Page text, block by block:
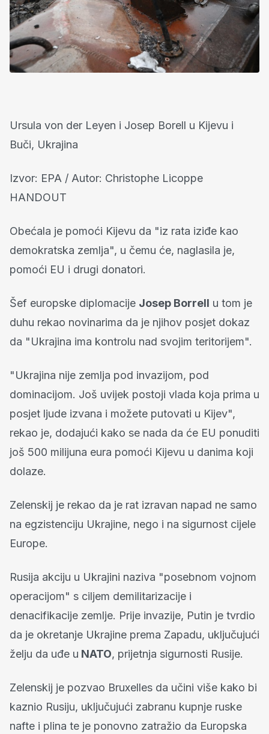
Ursula von der Leyen i Josep Borell u Kijevu i
Buči, Ukrajina
Izvor: EPA / Autor: Christophe Licoppe
HANDOUT
Obećala je pomoći Kijevu da "iz rata iziđe kao
demokratska zemlja", u čemu će, naglasila je,
pomoći EU i drugi donatori.
Šef europske diplomacije Josep Borrell u tom je
duhu rekao novinarima da je njihov posjet dokaz
da "Ukrajina ima kontrolu nad svojim teritorijem".
"Ukrajina nije zemlja pod invazijom, pod
dominacijom. Još uvijek postoji vlada koja prima u
posjet ljude izvana i možete putovati u Kijev",
rekao je, dodajući kako se nada da će EU ponuditi
još 500 milijuna eura pomoći Kijevu u danima koji
dolaze.
Zelenskij je rekao da je rat izravan napad ne samo
na egzistenciju Ukrajine, nego i na sigurnost cijele
Europe.
Rusija akciju u Ukrajini naziva "posebnom vojnom
operacijom" s ciljem demilitarizacije i
denacifikacije zemlje. Prije invazije, Putin je tvrdio
da je okretanje Ukrajine prema Zapadu, uključujući
želju da uđe u NATO, prijetnja sigurnosti Rusije.
Zelenskij je pozvao Bruxelles da učini više kako bi
kaznio Rusiju, uključujući zabranu kupnje ruske
nafte i plina te je ponovno zatražio da Europska